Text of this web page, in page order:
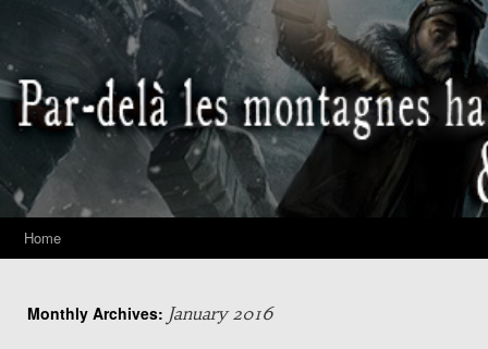
Home
Monthly Archives: January 2016